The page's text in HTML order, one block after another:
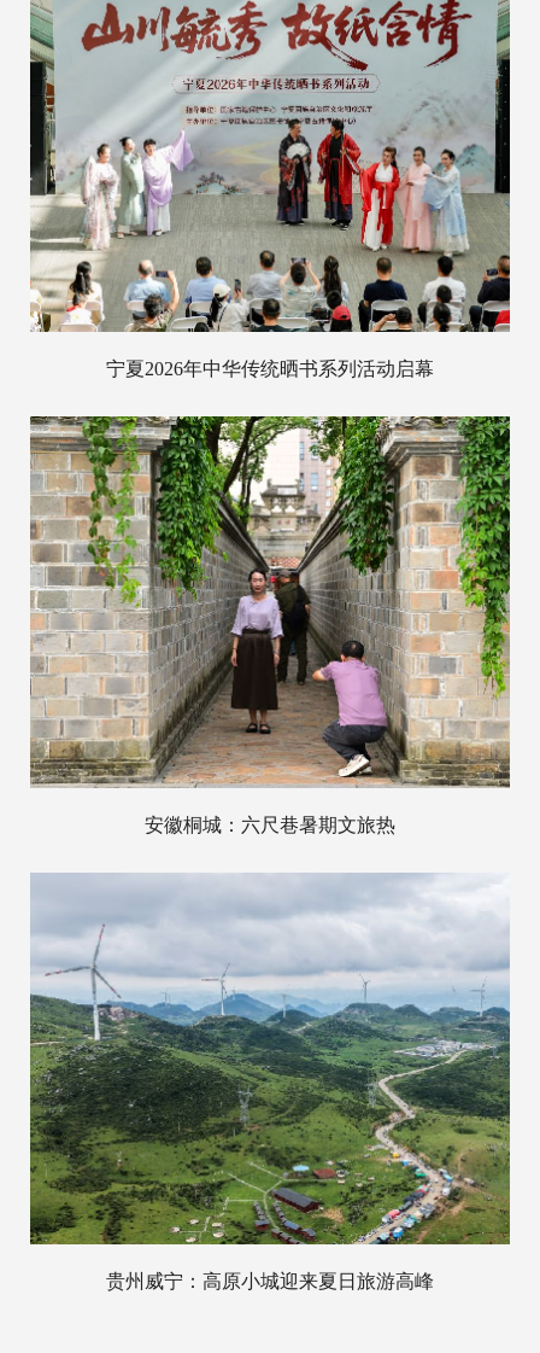
宁夏2026年中华传统晒书系列活动启幕
安徽桐城：六尺巷暑期文旅热
贵州威宁：高原小城迎来夏日旅游高峰